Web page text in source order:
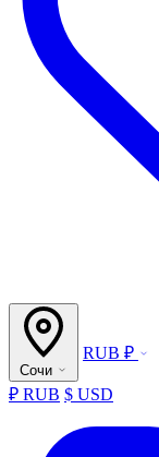
Сочи
RUB ₽
₽ RUB $ USD